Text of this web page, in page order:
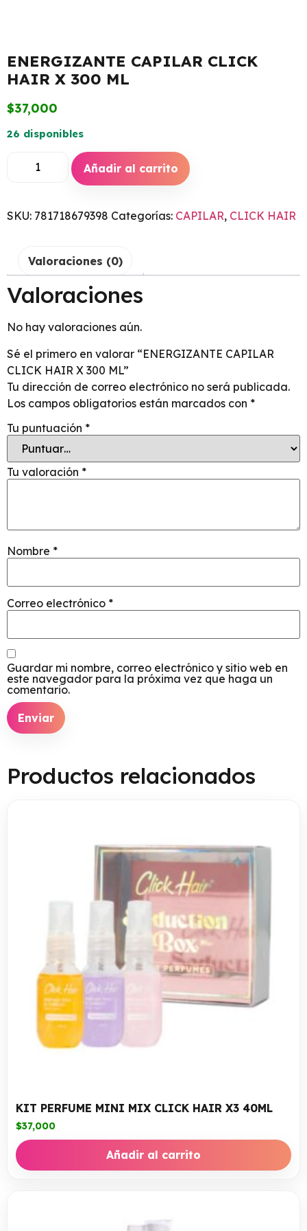
ENERGIZANTE CAPILAR CLICK
HAIR X 300 ML
$37,000
26 disponibles
Añadir al carrito
SKU: 781718679398 Categorías: CAPILAR, CLICK HAIR
Valoraciones (0)
Valoraciones
No hay valoraciones aún.
Sé el primero en valorar “ENERGIZANTE CAPILAR
CLICK HAIR X 300 ML”
Tu dirección de correo electrónico no será publicada.
Los campos obligatorios están marcados con *
Tu puntuación *
Tu valoración *
Nombre *
Correo electrónico *
Guardar mi nombre, correo electrónico y sitio web en
este navegador para la próxima vez que haga un
comentario.
Productos relacionados
KIT PERFUME MINI MIX CLICK HAIR X3 40ML
$37,000
Añadir al carrito